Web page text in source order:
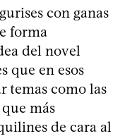
con ganas
forma
del novel
que en esos
temas como las
más
de cara al